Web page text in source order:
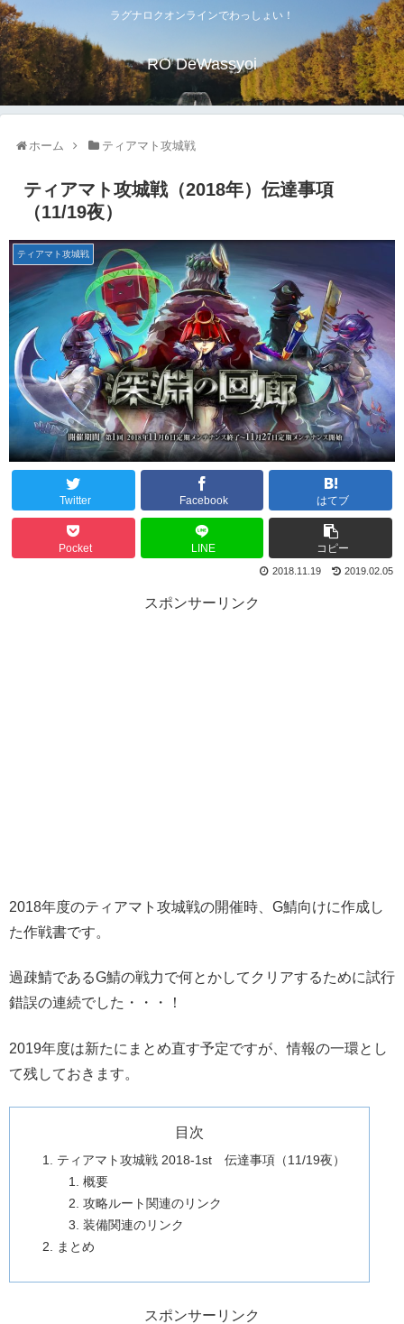
ラグナロクオンラインでわっしょい！
RO DeWassyoi
ホーム ティアマト攻城戦
ティアマト攻城戦（2018年）伝達事項
（11/19夜）
ティアマト攻城戦
Twitter Facebook はてブ
Pocket LINE コピー
2019.02.05
2018.11.19
スポンサーリンク
2018年度のティアマト攻城戦の開催時、G鯖向けに作成し
た作戦書です。
過疎鯖であるG鯖の戦力で何とかしてクリアするために試行
錯誤の連続でした・・・！
2019年度は新たにまとめ直す予定ですが、情報の一環とし
て残しておきます。
目次
ティアマト攻城戦 2018-1st 伝達事項（11/19夜）
概要
攻略ルート関連のリンク
装備関連のリンク
まとめ
スポンサーリンク